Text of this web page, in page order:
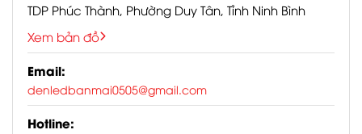
denledbanmai0505@gmail.com
Page facebook:
https://www.facebook.com/
TDP Phúc Thành, Phường Duy Tân, Tỉnh Ninh Bình
Xem bản đồ
Email:
denledbanmai0505@gmail.com
Hotline: